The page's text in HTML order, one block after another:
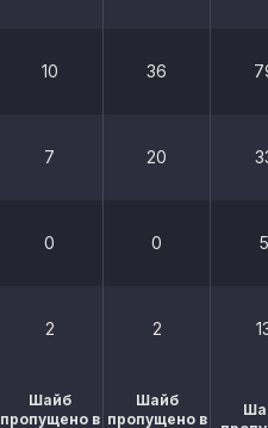
10 36
7 20
0 0 5
2 2
Шайб
пропущено в
Шайб
пропущено в